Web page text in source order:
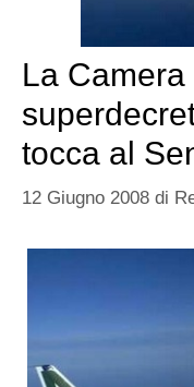
La
tocca al
12 Giugno 2008 di